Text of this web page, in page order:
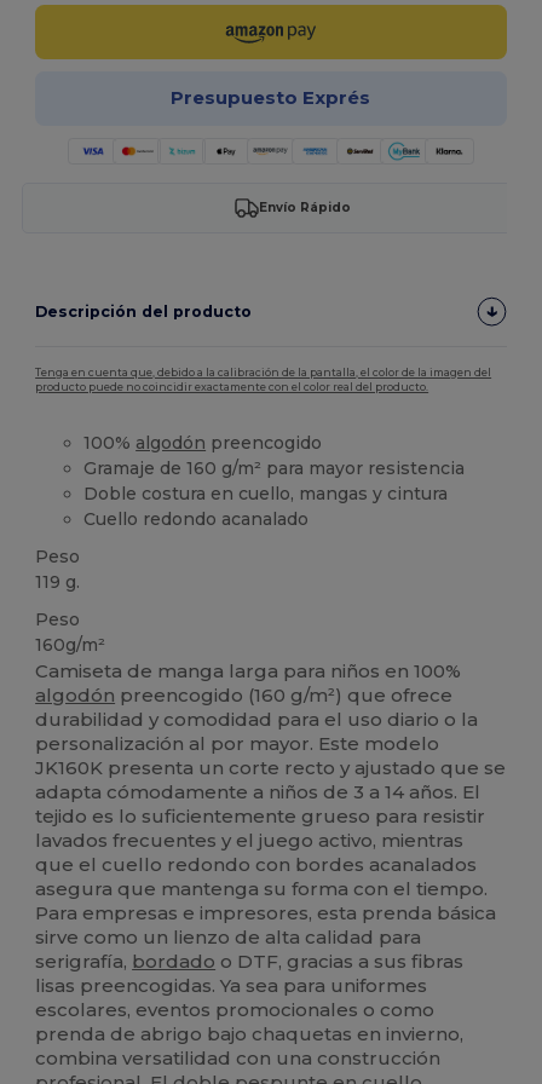
Presupuesto Exprés
Envío Rápido
Descripción del producto
Tenga en cuenta que, debido a la calibración de la pantalla, el color de la imagen del
producto puede no coincidir exactamente con el color real del producto.
100% algodón preencogido
Gramaje de 160 g/m² para mayor resistencia
Doble costura en cuello, mangas y cintura
Cuello redondo acanalado
Peso
119 g.
Peso
160g/m²
Camiseta de manga larga para niños en 100%
algodón preencogido (160 g/m²) que ofrece
durabilidad y comodidad para el uso diario o la
personalización al por mayor. Este modelo
JK160K presenta un corte recto y ajustado que se
adapta cómodamente a niños de 3 a 14 años. El
tejido es lo suficientemente grueso para resistir
lavados frecuentes y el juego activo, mientras
que el cuello redondo con bordes acanalados
asegura que mantenga su forma con el tiempo.
Para empresas e impresores, esta prenda básica
sirve como un lienzo de alta calidad para
serigrafía, bordado o DTF, gracias a sus fibras
lisas preencogidas. Ya sea para uniformes
escolares, eventos promocionales o como
prenda de abrigo bajo chaquetas en invierno,
combina versatilidad con una construcción